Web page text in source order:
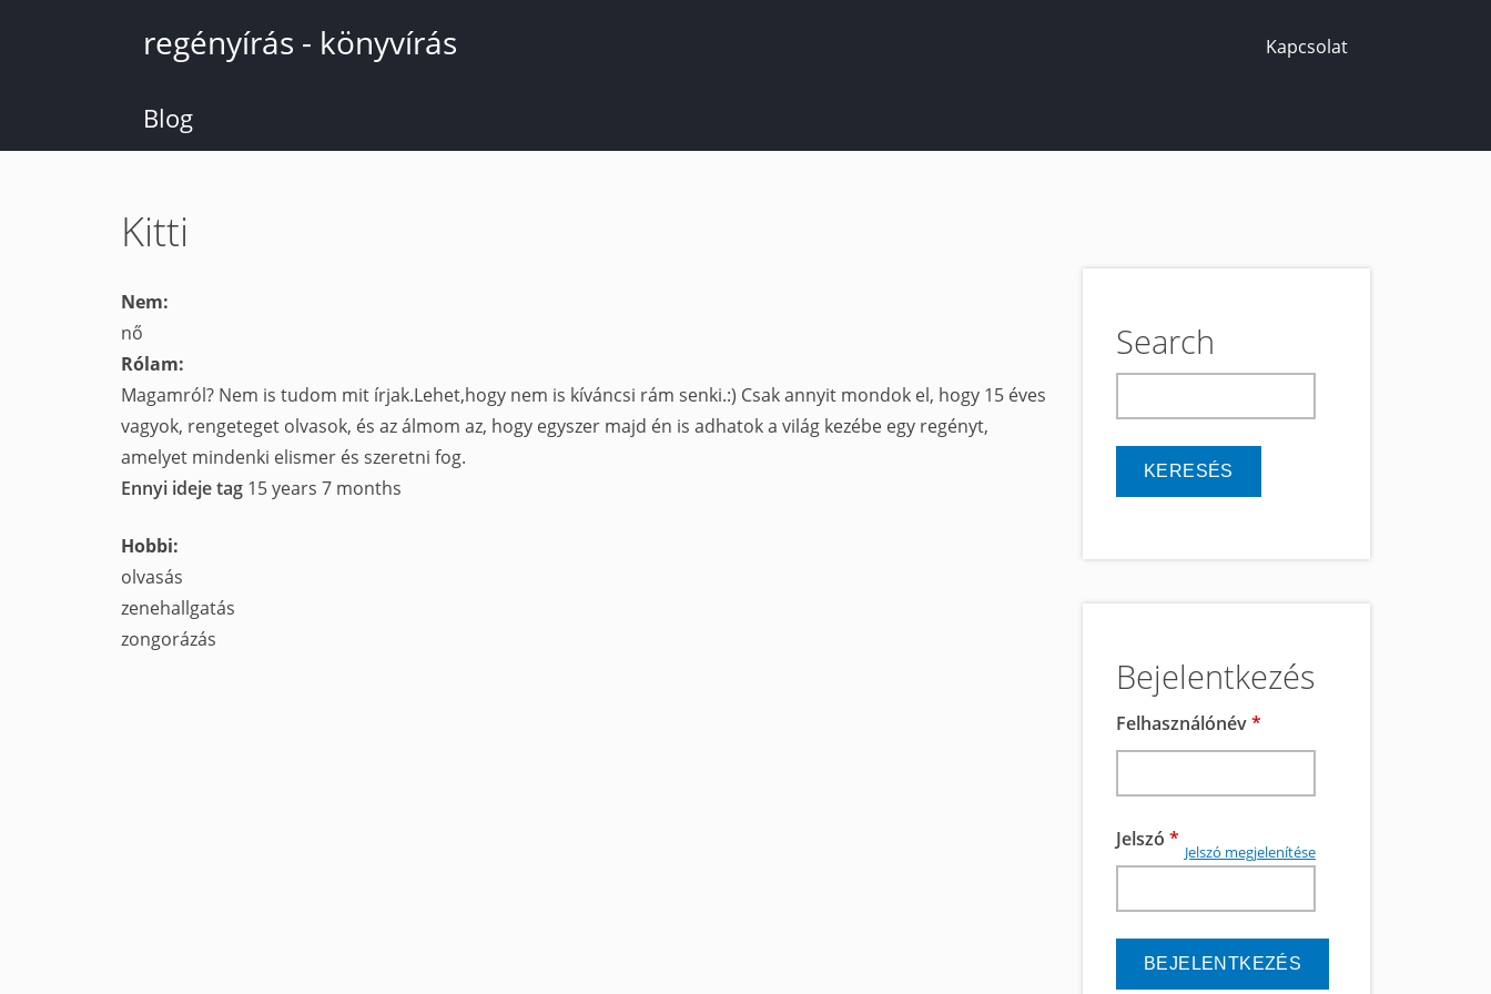
regényírás - könyvírás Kapcsolat
Blog
Kitti
Nem:
nő
Rólam:
Magamról? Nem is tudom mit írjak.Lehet,hogy nem is kíváncsi rám senki.:) Csak annyit mondok el, hogy 15 éves
vagyok, rengeteget olvasok, és az álmom az, hogy egyszer majd én is adhatok a világ kezébe egy regényt,
amelyet mindenki elismer és szeretni fog.
Ennyi ideje tag 15 years 7 months
Hobbi:
olvasás
zenehallgatás
zongorázás
Search
Bejelentkezés
Felhasználónév*
Jelszó *
Jelszó megjelenítése